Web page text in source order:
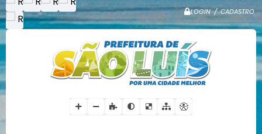
LOGIN / CADASTRO